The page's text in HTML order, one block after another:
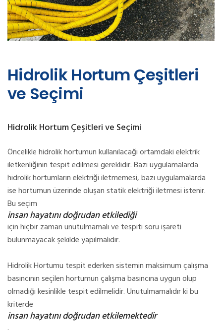
Hidrolik Hortum Çeşitleri
ve Seçimi
Hidrolik Hortum Çeşitleri ve Seçimi
Öncelikle hidrolik hortumun kullanılacağı ortamdaki elektrik
iletkenliğinin tespit edilmesi gereklidir. Bazı uygulamalarda
hidrolik hortumların elektriği iletmemesi, bazı uygulamalarda
ise hortumun üzerinde oluşan statik elektriği iletmesi istenir.
Bu seçim
insan hayatını doğrudan etkilediği
için hiçbir zaman unutulmamalı ve tespiti soru işareti
bulunmayacak şekilde yapılmalıdır.
Hidrolik Hortumu tespit ederken sistemin maksimum çalışma
basıncının seçilen hortumun çalışma basıncına uygun olup
olmadığı kesinlikle tespit edilmelidir. Unutulmamalıdır ki bu
kriterde
insan hayatını doğrudan etkilemektedir
.